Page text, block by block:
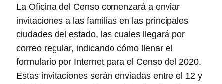
La Oficina del Censo comenzará a enviar
invitaciones a las familias en las principales
ciudades del estado, las cuales llegará por
correo regular, indicando cómo llenar el
formulario por Internet para el Censo del 2020.
Estas invitaciones serán enviadas entre el 12 y